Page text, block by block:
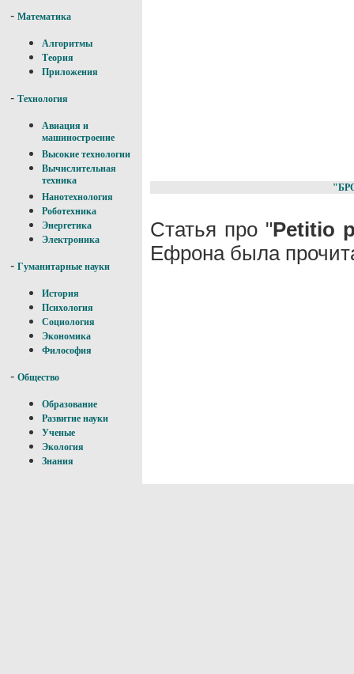
- Математика
Алгоритмы
Теория
Приложения
- Технология
Авиация и
машиностроение
Высокие технологии
Вычислительная
техника
Нанотехнология
Роботехника
Энергетика
Электроника
- Гуманитарные науки
История
Психология
Социология
Экономика
Философия
- Общество
Образование
Развитие науки
Ученые
Экология
Знания
Статья про "Petitio
Ефрона была